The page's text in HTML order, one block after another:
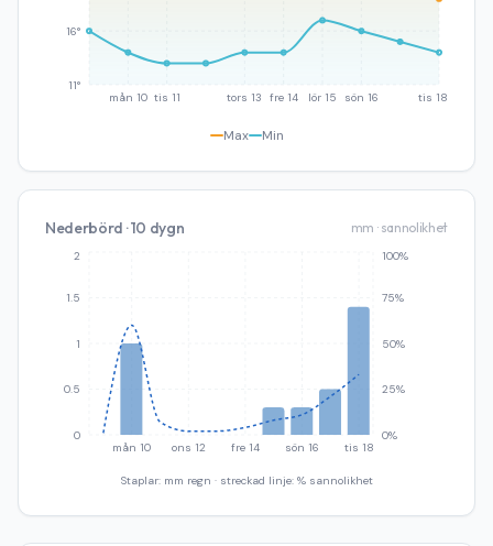
mån 10 tis 11 tors 13 fre 14 lör 15 sön 16 tis 18
11°
16°
Max Min
Nederbörd · 10 dygn mm · sannolikhet
mån 10 ons 12 fre 14 sön 16 tis 18
0
0.5
1
1.5
2
0%
25%
50%
75%
100%
Staplar: mm regn · streckad linje: % sannolikhet